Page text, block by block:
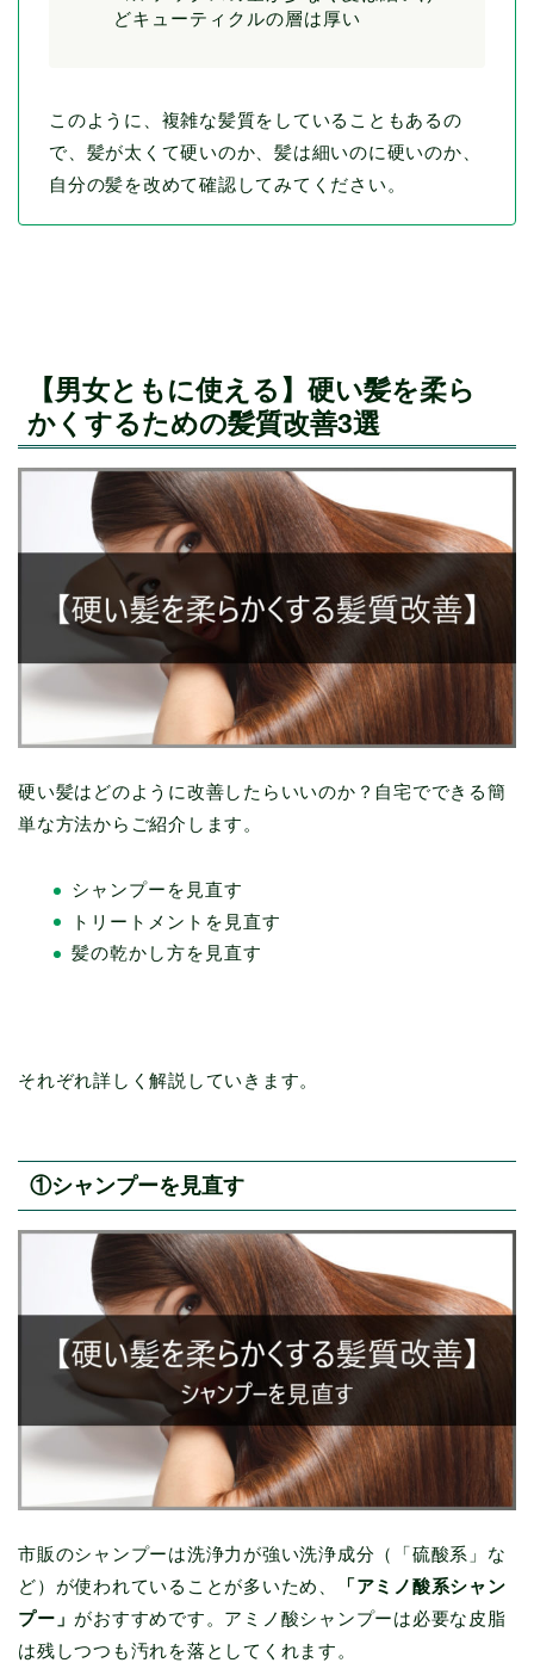
どキューティクルの層は厚い
このように、複雑な髪質をしていることもあるの
で、髪が太くて硬いのか、髪は細いのに硬いのか、
自分の髪を改めて確認してみてください。
【男女ともに使える】硬い髪を柔ら
かくするための髪質改善3選
硬い髪はどのように改善したらいいのか？自宅でできる簡
単な方法からご紹介します。
シャンプーを見直す
トリートメントを見直す
髪の乾かし方を見直す
それぞれ詳しく解説していきます。
①シャンプーを見直す
市販のシャンプーは洗浄力が強い洗浄成分（「硫酸系」な
ど）が使われていることが多いため、
「アミノ酸系シャン
プー」 がおすすめです。アミノ酸シャンプーは必要な皮脂
は残しつつも汚れを落としてくれます。